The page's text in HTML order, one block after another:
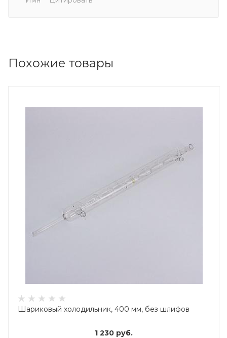
Похожие товары
Шариковый холодильник, 400 мм, без шлифов
1 230 руб.